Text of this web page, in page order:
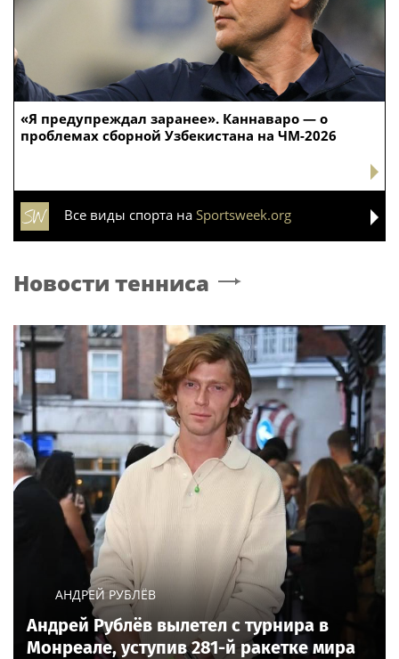
«Я предупреждал заранее». Каннаваро — о
проблемах сборной Узбекистана на ЧМ-2026
Все виды спорта на Sportsweek.org
Новости тенниса
АНДРЕЙ РУБЛЁВ
Андрей Рублёв вылетел с турнира в
Монреале, уступив 281-й ракетке мира